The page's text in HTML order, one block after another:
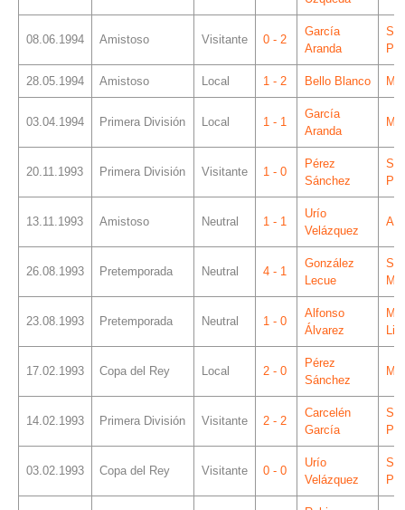
08.06.1994 Amistoso Visitante 0 - 2
García
Aranda
28.05.1994 Amistoso Local 1 - 2 Bello Blanco
03.04.1994 Primera División Local 1 - 1
García
Aranda
20.11.1993 Primera División Visitante 1 - 0
Pérez
Sánchez
13.11.1993 Amistoso Neutral 1 - 1
Urío
Velázquez
26.08.1993 Pretemporada Neutral 4 - 1
González
Lecue
23.08.1993 Pretemporada Neutral 1 - 0
Alfonso
Álvarez
17.02.1993 Copa del Rey Local 2 - 0
Pérez
Sánchez
14.02.1993 Primera División Visitante 2 - 2
Carcelén
García
03.02.1993 Copa del Rey Visitante 0 - 0
Urío
Velázquez